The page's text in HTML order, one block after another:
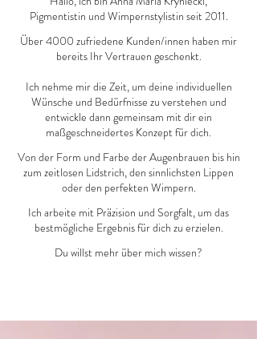
Pigmentistin und Wimpernstylistin seit 2011.
Über 4000 zufriedene Kunden/innen haben mir
bereits Ihr Vertrauen geschenkt.
Ich nehme mir die Zeit, um deine individuellen
Wünsche und Bedürfnisse zu verstehen und
entwickle dann gemeinsam mit dir ein
maßgeschneidertes Konzept für dich.
Von der Form und Farbe der Augenbrauen bis hin
zum zeitlosen Lidstrich, den sinnlichsten Lippen
oder den perfekten Wimpern.
Ich arbeite mit Präzision und Sorgfalt, um das
bestmögliche Ergebnis für dich zu erzielen.
Du willst mehr über mich wissen?